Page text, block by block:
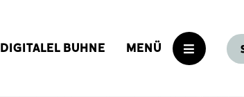
DIGITALEL BUHNE MENÜ